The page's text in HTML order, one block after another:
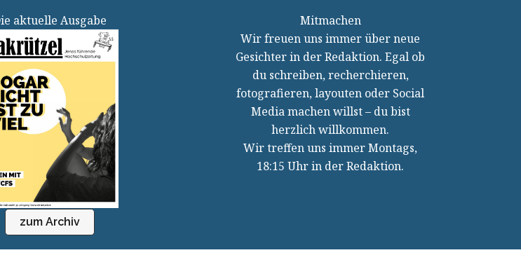
aktuelle Ausgabe
zum Archiv
Mitmachen
Wir freuen uns immer über neue
Gesichter in der Redaktion. Egal ob
du schreiben, recherchieren,
fotografieren, layouten oder Social
Media machen willst – du bist
herzlich willkommen.
Wir treffen uns immer Montags,
18:15 Uhr in der Redaktion.